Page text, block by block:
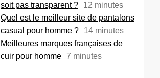
soit pas transparent ?
12 minutes
Quel est le meilleur site de pantalons
casual pour homme ?
14 minutes
Meilleures marques françaises de
cuir pour homme 7 minutes